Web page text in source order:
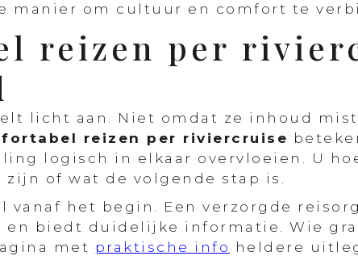
manier om cultuur en comfort te
reizen per
licht aan. Niet omdat ze inhoud
reizen per riviercruise
logisch in elkaar overvloeien. U
zijn of wat de volgende stap is.
vanaf het begin. Een verzorgde
en biedt duidelijke informatie. Wie
met praktische info heldere